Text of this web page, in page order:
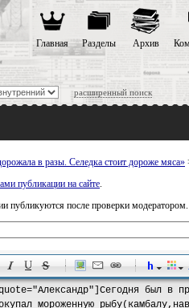
расширенный поиск
Главная Разделы Архив
в разы. Селедка стоит дороже мяса»
публикации на сайте.
публикуются после проверки модератором.
-
-
-
-
-
-
-
-